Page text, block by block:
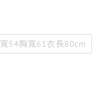
54胸寬61衣長80cm